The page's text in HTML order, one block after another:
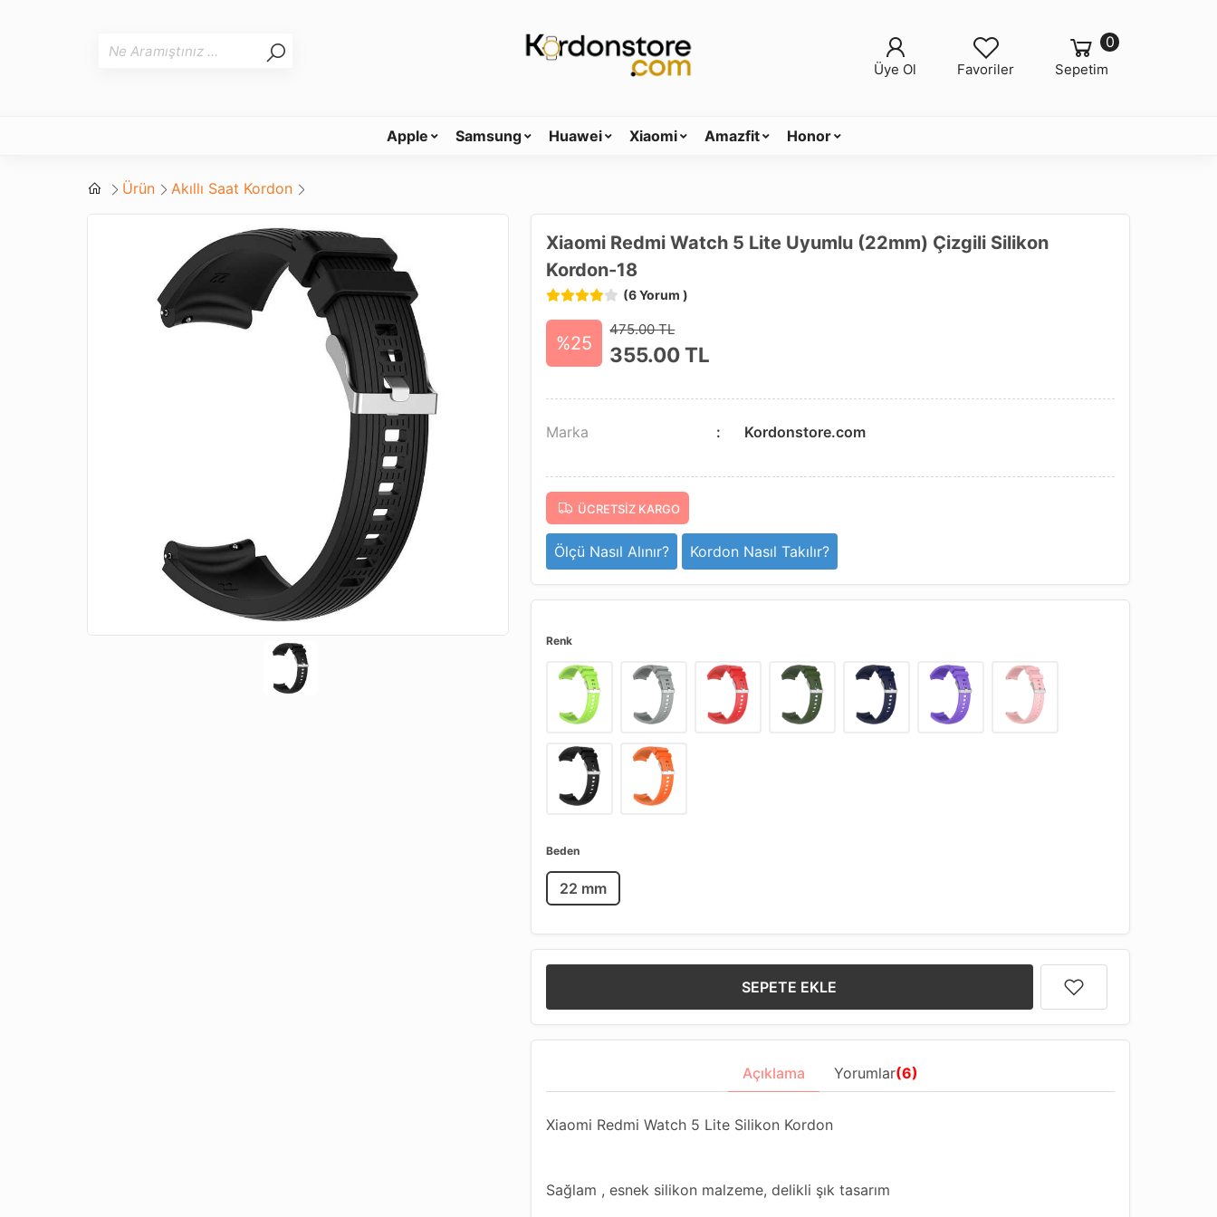
Sepetim
0
Favoriler
Üye Ol
Apple Samsung Huawei Xiaomi Amazfit Honor
Ürün Akıllı Saat Kordon
Xiaomi Redmi Watch 5 Lite Uyumlu (22mm) Çizgili Silikon
Kordon-18
(6 Yorum )
%25
475.00 TL
355.00TL
Marka Kordonstore.com
ÜCRETSIZ KARGO
Ölçü Nasıl Alınır? Kordon Nasıl Takılır?
Renk
Beden
22 mm
SEPETE EKLE
Açıklama Yorumlar(6)
Xiaomi Redmi Watch 5 Lite Silikon Kordon
Sağlam , esnek silikon malzeme, delikli şık tasarım